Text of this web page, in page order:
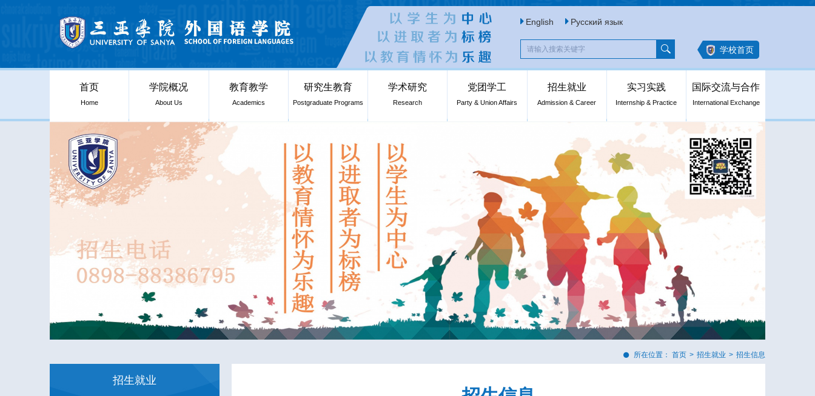
English Русский язык
学校首页
首页
Home
学院概况
About Us
教育教学
Academics
研究生教育
Postgraduate Programs
学术研究
Research
党团学工
Party & Union Affairs
招生就业
Admission & Career
实习实践
Internship & Practice
国际交流与合作
International Exchange
所在位置： 首页 > 招生就业 > 招生信息
招生就业